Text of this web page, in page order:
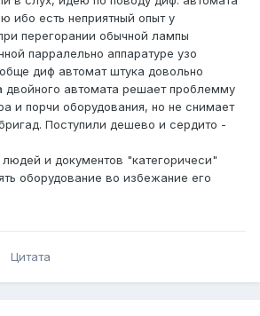
ибо есть неприятный опыт у
перегорании обычной лампы
парралельно аппаратуре узо
диф автомат штука довольно
двойного автомата решает проблемму
и порчи оборудования, но не снимает
Поступили дешево и сердито -
и документов "категоричеси"
оборудование во избежание его
Цитата